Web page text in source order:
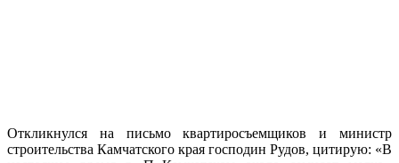
Откликнулся на письмо квартиросъемщиков и министр
строительства Камчатского края господин Рудов, цитирую: «В